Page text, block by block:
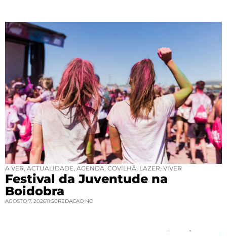
A VER, ACTUALIDADE, AGENDA, COVILHÃ, LAZER, VIVER
Festival da Juventude na
Boidobra
AGOSTO 7, 202611:50REDACAO NC